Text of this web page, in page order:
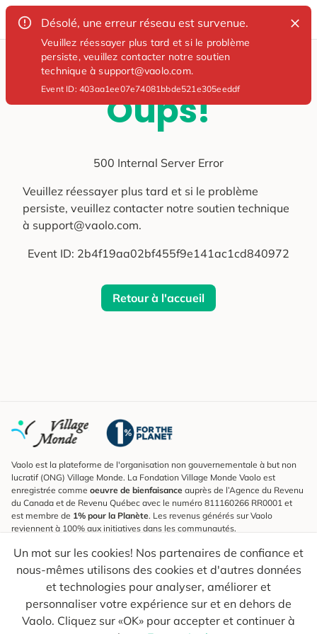
Désolé, une erreur réseau est survenue.
Veuillez réessayer plus tard et si le problème
persiste, veuillez contacter notre soutien
technique à support@vaolo.com.
Event ID:403aa1ee07e74081bbde521e305eeddf
Oups!
500 Internal Server Error
Veuillez réessayer plus tard et si le problème
persiste, veuillez contacter notre soutien technique
à support@vaolo.com.
Event ID: 2b4f19aa02bf455f9e141ac1cd840972
Retour à l'accueil
Un mot sur les cookies! Nos partenaires de confiance et
nous-mêmes utilisons des cookies et d'autres données
et technologies pour analyser, améliorer et
personnaliser votre expérience sur et en dehors de
Vaolo. Cliquez sur «OK» pour accepter et continuer à
Vaolo est la plateforme de l'organisation non gouvernementale à but non
lucratif (ONG) Village Monde. La Fondation Village Monde Vaolo est
enregistrée comme oeuvre de bienfaisance auprès de l’Agence du Revenu
du Canada et de Revenu Québec avec le numéro 811160266 RR0001 et
est membre de 1% pour la Planète. Les revenus générés sur Vaolo
reviennent à 100% aux initiatives dans les communautés.
S'inscrire à l'infolettre
Pour connaître les nouveautés, suivre nos explorateurs et recevoir des
astuces pour des voyages plus conscients.
Ton courriel Envoyer